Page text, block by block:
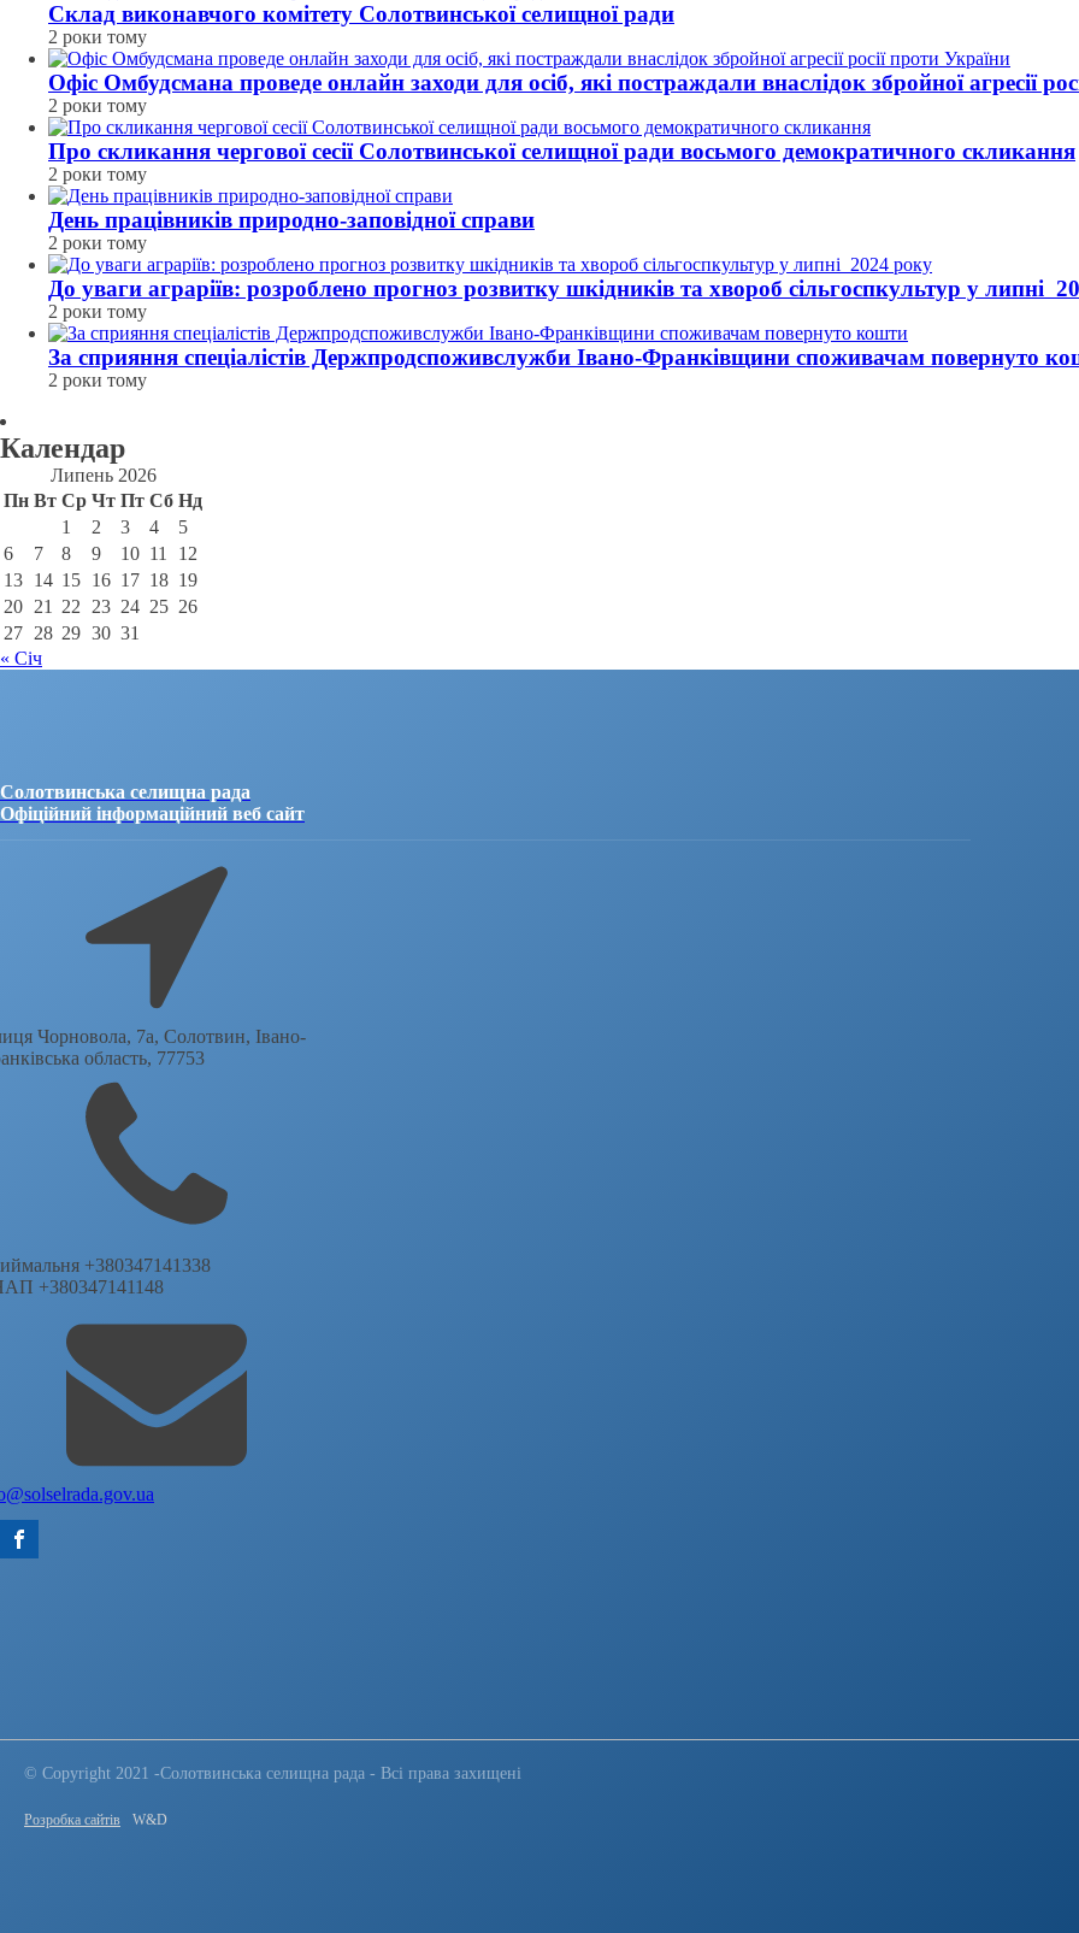
Склад виконавчого комітету Солотвинської селищної ради
2 роки тому
Офіс Омбудсмана проведе онлайн заходи для осіб, які постраждали внаслідок збройної агресії
2 роки тому
Про скликання чергової сесії Солотвинської селищної ради восьмого демократичного скликання
2 роки тому
День працівників природно-заповідної справи
2 роки тому
До уваги аграріїв: розроблено прогноз розвитку шкідників та хвороб сільгоспкультур у липні
2 роки тому
За сприяння спеціалістів Держпродспоживслужби Івано-Франківщини споживачам повернуто
2 роки тому
Календар
Липень 2026
Пн Вт Ср Чт Пт Сб Нд
1
2 3 4
5
6
7 8 9 10 11
12
13 14 15 16 17 18 19
20 21 22 23 24 25 26
27 28 29 30 31
« Січ
Солотвинська селищна рада
Офіційний інформаційний веб сайт
Чорновола, 7a, Солотвин, Івано-
область, 77753
+380347141338
+380347141148
© Copyright 2021 -Солотвинська селищна рада - Всі права захищені
Розробка сайтів W&D